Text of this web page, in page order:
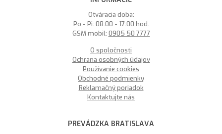
Otváracia doba:
Po - Pi: 08:00 - 17:00 hod.
GSM mobil: 0905 50 7777
O spoločnosti
Ochrana osobných údajov
Používanie cookies
Obchodné podmienky
Reklamačný poriadok
Kontaktujte nás
PREVÁDZKA BRATISLAVA